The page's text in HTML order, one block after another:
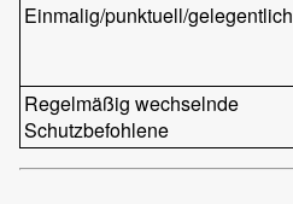
Einmalig/punktuell/gelegentlich
Regelmäßig wechselnde
Schutzbefohlene